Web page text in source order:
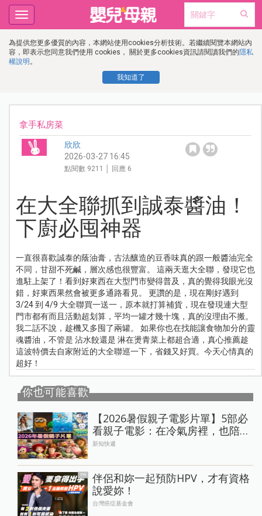
為提供您更多優質的內容，本網站使用cookies分析技術。若繼續閱覽本網站內
容，即表示您同意我們使用 cookies， 關於更多cookies資訊請閱讀我們的隱私
權說明 。
我知道了
Toggle
navigation
拿手私房菜
欣欣
2026-03-27 16:45
點閱數 9211 │ 回應 6
在大全聯抓到誠泰醬油！
下廚必囤神器
一直很喜歡誠泰的蔭油膏，古法釀造的豆香味真的跟一般醬油完全
不同，甘甜不死鹹，層次感也很豐富。 這兩天逛大全聯，發現它也
進駐上架了！看到好東西在大型門市變得普及，真的覺得我眼光沒
錯，好東西果然會被更多通路看見。 更讚的是，現在剛好遇到
3/24 到 4/9 大全聯買一送一，原本就打算補貨，現在發現連大型
門市都有而且活動超划算，平均一罐才幾十塊，真的沒理由不搬。
我二話不說，趁機又多囤了兩罐。 如果你也在找能讓食物加分的靈
魂醬油，不管是 沾水餃還是 淋在燙青菜上都超合適，真心推薦趁
這波特價去自家附近的大全聯巡一下，省錢又好買。今天心情真的
超好！
你也可能喜歡
【2026暑假親子電影片單】5部必
看親子電影：在冷氣房裡，也陪孩
子慢慢長大
新知快遞
PR
伴侶和妳一起預防HPV，才有資格
說愛妳！
台灣癌症基金會